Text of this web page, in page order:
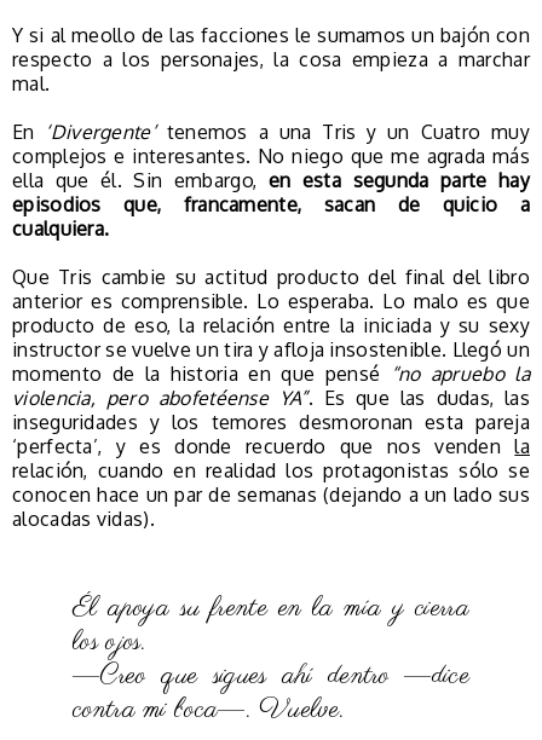
Y si al meollo de las facciones le sumamos un bajón con
respecto a los personajes, la cosa empieza a marchar
mal.
En
‘Divergente’tenemos a una Tris y un Cuatro muy
complejos e interesantes. No niego que me agrada más
ella que él. Sin embargo, en esta segunda parte hay
episodios que, francamente, sacan de quicio a
cualquiera.
Que Tris cambie su actitud producto del final del libro
anterior es comprensible. Lo esperaba. Lo malo es que
producto de eso, la relación entre la iniciada y su sexy
instructor se vuelve un tira y afloja insostenible. Llegó un
momento de la historia en que pensé
“no apruebo la
violencia, pero abofetéense YA”. Es que las dudas, las
inseguridades y los temores desmoronan esta pareja
‘perfecta’, y es donde recuerdo que nos vendenla
relación, cuando en realidad los protagonistas sólo se
conocen hace un par de semanas (dejando a un lado sus
alocadas vidas).
Él apoya su frente en la mía y cierra
los ojos.
—Creo que sigues ahí dentro —dice
contra mi boca—. Vuelve.